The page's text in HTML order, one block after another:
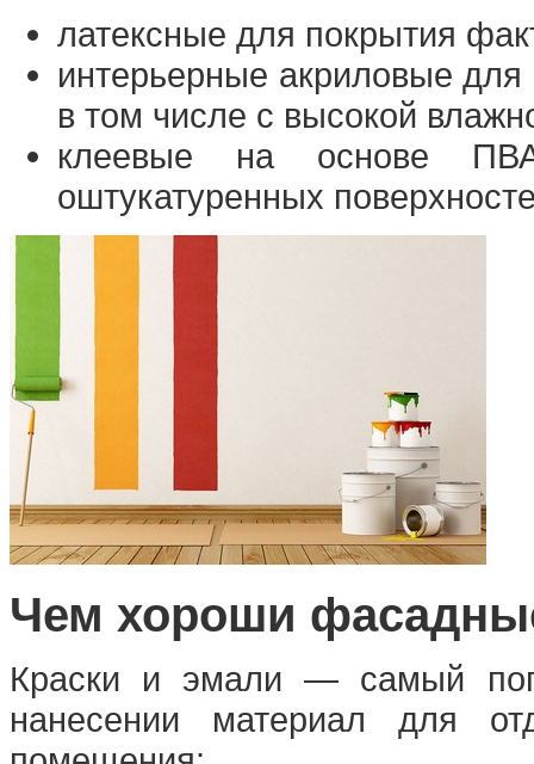
латексные для покрытия
интерьерные акриловые
в том числе с высокой
клеевые на основе
оштукатуренных
Чем хороши
Краски и эмали — самый
нанесении материал для